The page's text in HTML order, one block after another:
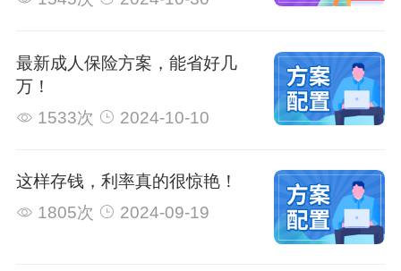
最新成人保险方案，能省好几
万！
1533次
2024-10-10
这样存钱，利率真的很惊艳！
1805次
2024-09-19